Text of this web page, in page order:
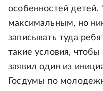
особенностей детей.
максимальным, но
записывать туда
такие условия,
заявил один из
Госдумы по